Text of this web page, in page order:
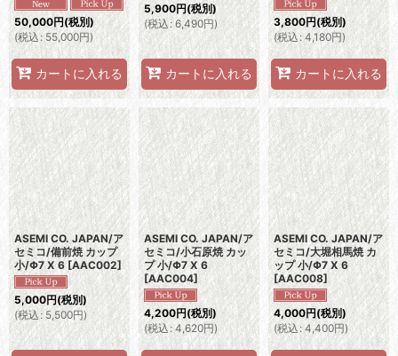
50,000円(税別)
(税込 : 55,000円)
カートに入れる
5,900円(税別)
(税込: 6,490円)
カートに入れる
3,800円(税別)
(税込: 4,180円)
カートに入れる
ASEMI CO. JAPAN/ア
セミコ/備前焼 カップ
小/Φ7 X 6 [AAC002]
5,000円(税別)
(税込 : 5,500円)
ASEMI CO. JAPAN/ア
セミコ/小石原焼 カッ
プ 小/Φ7 X 6
[AAC004]
4,200円(税別)
(税込: 4,620円)
ASEMI CO. JAPAN/ア
セミコ/大堀相馬焼 カ
ップ 小/Φ7 X 6
[AAC008]
4,000円(税別)
(税込: 4,400円)